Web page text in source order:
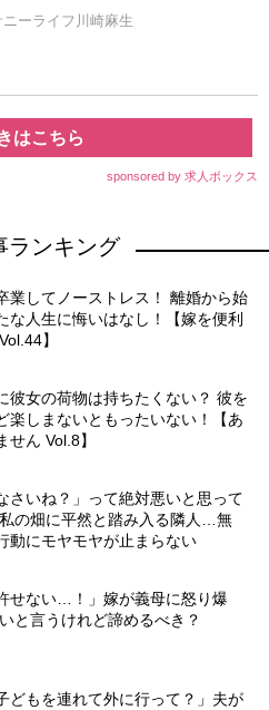
ーライフ川崎麻生
はこちら
sponsored by 求人ボックス
ランキング
業してノーストレス！ 離婚から始
な人生に悔いはなし！【嫁を便利
】
彼女の荷物は持ちたくない？ 彼を
楽しまないともったいない！【あ
せん Vol.8】
さいね？」って絶対悪いと思って
の畑に平然と踏み入る隣人…無
動にモヤモヤが止まらない
せない…！」嫁が義母に怒り爆
と言うけれど諦めるべき？
どもを連れて外に行って？」夫が